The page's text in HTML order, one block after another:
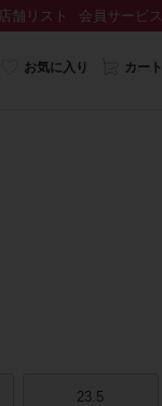
店舗リスト 会員サービス
お気に入り カート
23.5